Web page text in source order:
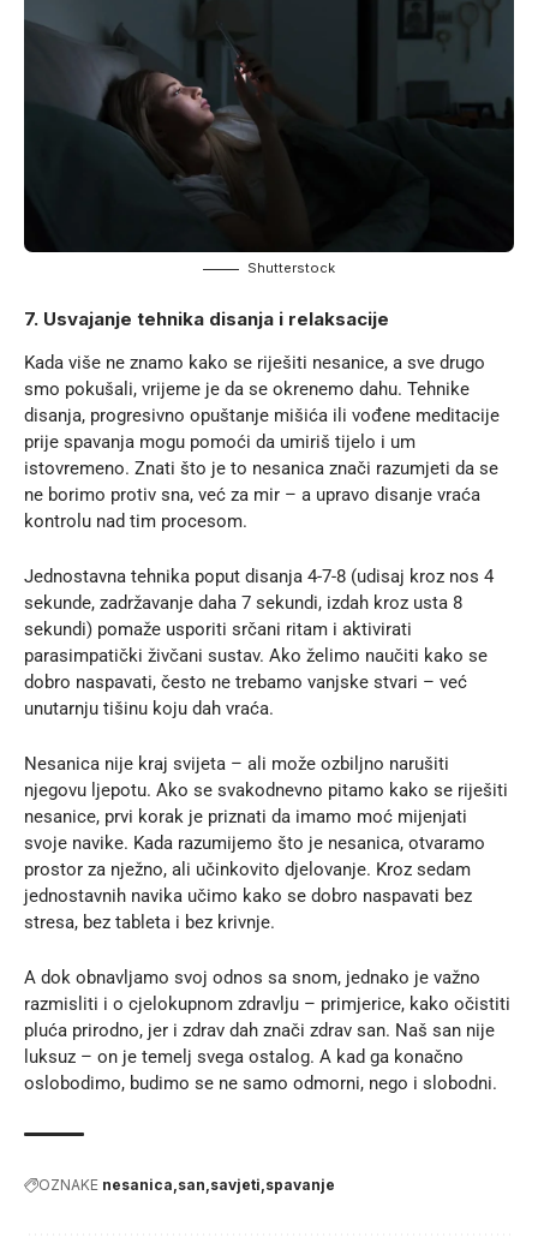
Shutterstock
7. Usvajanje tehnika disanja i relaksacije
Kada više ne znamo kako se riješiti nesanice, a sve drugo
smo pokušali, vrijeme je da se okrenemo dahu. Tehnike
disanja, progresivno opuštanje mišića ili vođene meditacije
prije spavanja mogu pomoći da umiriš tijelo i um
istovremeno. Znati što je to nesanica znači razumjeti da se
ne borimo protiv sna, već za mir – a upravo disanje vraća
kontrolu nad tim procesom.
Jednostavna tehnika poput disanja 4-7-8 (udisaj kroz nos 4
sekunde, zadržavanje daha 7 sekundi, izdah kroz usta 8
sekundi) pomaže usporiti srčani ritam i aktivirati
parasimpatički živčani sustav. Ako želimo naučiti kako se
dobro naspavati, često ne trebamo vanjske stvari – već
unutarnju tišinu koju dah vraća.
Nesanica nije kraj svijeta – ali može ozbiljno narušiti
njegovu ljepotu. Ako se svakodnevno pitamo kako se riješiti
nesanice, prvi korak je priznati da imamo moć mijenjati
svoje navike. Kada razumijemo što je nesanica, otvaramo
prostor za nježno, ali učinkovito djelovanje. Kroz sedam
jednostavnih navika učimo kako se dobro naspavati bez
stresa, bez tableta i bez krivnje.
A dok obnavljamo svoj odnos sa snom, jednako je važno
razmisliti i o cjelokupnom zdravlju – primjerice, kako očistiti
pluća prirodno, jer i zdrav dah znači zdrav san. Naš san nije
luksuz – on je temelj svega ostalog. A kad ga konačno
oslobodimo, budimo se ne samo odmorni, nego i slobodni.
OZNAKE nesanica san savjeti spavanje